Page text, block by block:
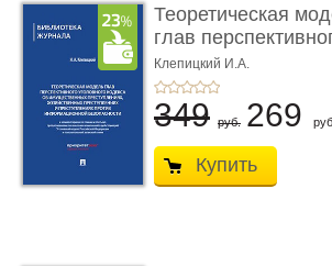
Теоретическая
глав
УК о ...
Клепицкий И.А.
349 руб. 269 руб.
Купить